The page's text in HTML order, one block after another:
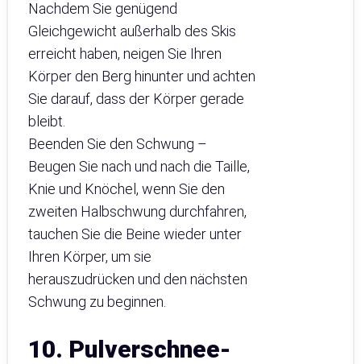
Nachdem Sie genügend
Gleichgewicht außerhalb des Skis
erreicht haben, neigen Sie Ihren
Körper den Berg hinunter und achten
Sie darauf, dass der Körper gerade
bleibt.
Beenden Sie den Schwung –
Beugen Sie nach und nach die Taille,
Knie und Knöchel, wenn Sie den
zweiten Halbschwung durchfahren,
tauchen Sie die Beine wieder unter
Ihren Körper, um sie
herauszudrücken und den nächsten
Schwung zu beginnen.
10. Pulverschnee-